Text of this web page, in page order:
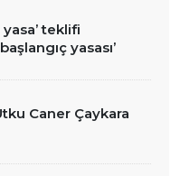
teklifi
yasası’
Caner Çaykara